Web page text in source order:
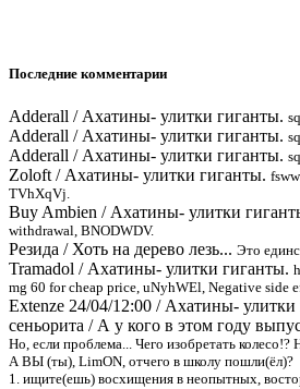
Последние комментарии
Adderall / Ахатины- улитки гиганты.
Adderall / Ахатины- улитки гиганты.
Adderall / Ахатины- улитки гиганты.
Zoloft / Ахатины- улитки гиганты.
TVhXqVj.
Buy Ambien / Ахатины- улитки
withdrawal, BNODWDV.
Резида / Хоть на дерево лезь... Это
Tramadol / Ахатины- улитки гиганты.
mg 60 for cheap price, uNyhWEl, Negative side
Extenze 24/04/12:00 / Ахатины- улитки
сеньорита / А у кого в этом году
Но, если проблема... Чего изобретать колесо!?
А ВЫ (ты), LimON, отчего в школу пошли(ёл)?
1. ищите(ешь) восхищения в неопытных,